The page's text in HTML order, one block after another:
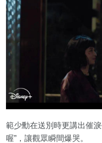
範少勳在送別時更講出催
喔”，讓觀眾瞬間爆哭。